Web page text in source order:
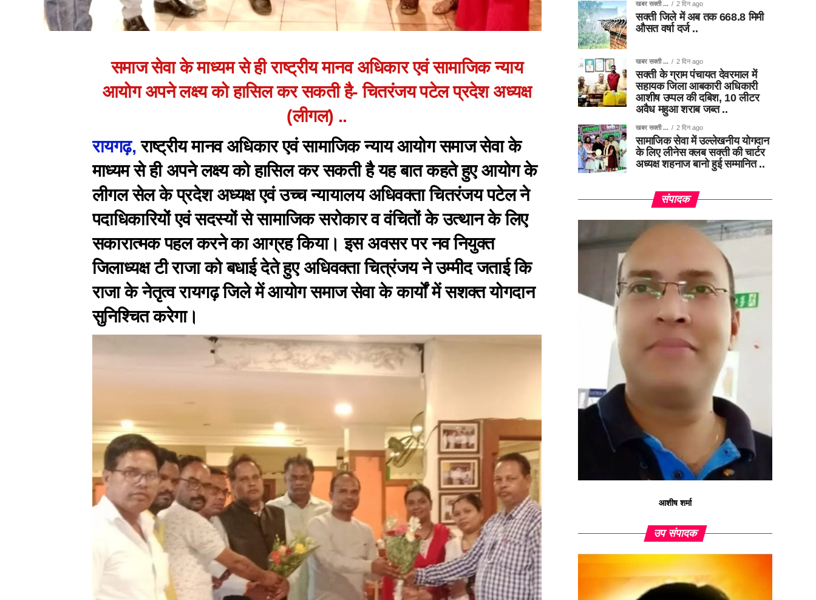
समाज सेवा के माध्यम से ही राष्ट्रीय मानव अधिकार एवं सामाजिक न्याय
आयोग अपने लक्ष्य को हासिल कर सकती है- चितरंजय पटेल प्रदेश अध्यक्ष
(लीगल) ..
रायगढ़, राष्ट्रीय मानव अधिकार एवं सामाजिक न्याय आयोग समाज सेवा के
माध्यम से ही अपने लक्ष्य को हासिल कर सकती है यह बात कहते हुए आयोग के
लीगल सेल के प्रदेश अध्यक्ष एवं उच्च न्यायालय अधिवक्ता चितरंजय पटेल ने
पदाधिकारियों एवं सदस्यों से सामाजिक सरोकार व वंचितों के उत्थान के लिए
सकारात्मक पहल करने का आग्रह किया। इस अवसर पर नव नियुक्त
जिलाध्यक्ष टी राजा को बधाई देते हुए अधिवक्ता चित्रंजय ने उम्मीद जताई कि
राजा के नेतृत्व रायगढ़ जिले में आयोग समाज सेवा के कार्यों में सशक्त योगदान
सुनिश्चित करेगा।
खबर सक्ती ... 2 दिन ago
सक्ती जिले में अब तक 668.8 मिमी
औसत वर्षा दर्ज ..
खबर सक्ती ... 2 दिन ago
सक्ती के ग्राम पंचायत देवरमाल में
सहायक जिला आबकारी अधिकारी
आशीष उप्पल की दबिश, 10 लीटर
अवैध महुआ शराब जब्त ..
खबर सक्ती ... 2 दिन ago
सामाजिक सेवा में उल्लेखनीय योगदान
के लिए लीनेस क्लब सक्ती की चार्टर
अध्यक्ष शहनाज बानो हुई सम्मानित ..
संपादक
आशीष शर्मा
उप संपादक